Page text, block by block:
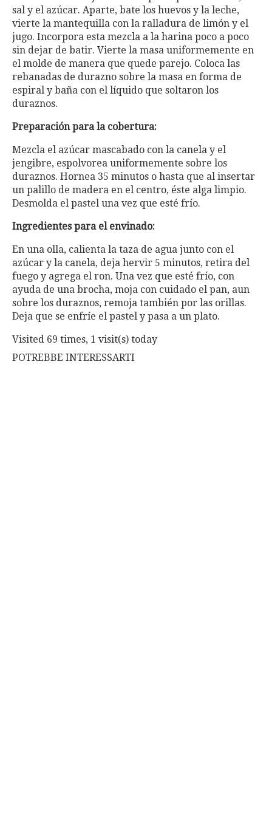
sal y el azúcar. Aparte, bate los huevos y la leche,
vierte la mantequilla con la ralladura de limón y el
jugo. Incorpora esta mezcla a la harina poco a poco
sin dejar de batir. Vierte la masa uniformemente en
el molde de manera que quede parejo. Coloca las
rebanadas de durazno sobre la masa en forma de
espiral y baña con el líquido que soltaron los
duraznos.
Preparación para la cobertura:
Mezcla el azúcar mascabado con la canela y el
jengibre, espolvorea uniformemente sobre los
duraznos. Hornea 35 minutos o hasta que al insertar
un palillo de madera en el centro, éste alga limpio.
Desmolda el pastel una vez que esté frío.
Ingredientes para el envinado:
En una olla, calienta la taza de agua junto con el
azúcar y la canela, deja hervir 5 minutos, retira del
fuego y agrega el ron. Una vez que esté frío, con
ayuda de una brocha, moja con cuidado el pan, aun
sobre los duraznos, remoja también por las orillas.
Deja que se enfríe el pastel y pasa a un plato.
Visited 69 times, 1 visit(s) today
POTREBBE INTERESSARTI